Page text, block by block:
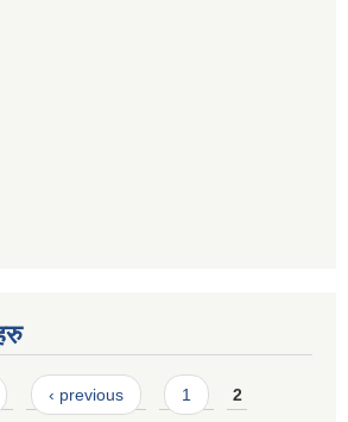
‹ previous 1 2